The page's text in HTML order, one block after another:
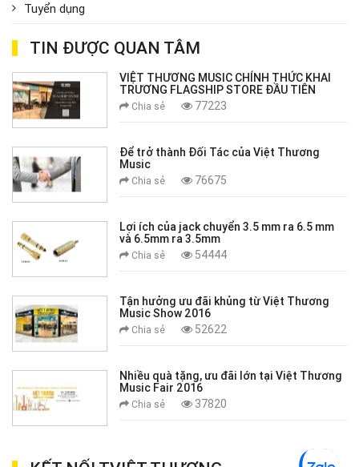
Tuyển dụng
TIN ĐƯỢC QUAN TÂM
VIỆT THƯƠNG MUSIC CHÍNH THỨC KHAI
TRƯƠNG FLAGSHIP STORE ĐẦU TIÊN
Chia sẻ 77223
Để trở thành Đối Tác của Việt Thương
Music
Chia sẻ 76675
Lợi ích của jack chuyển 3.5 mm ra 6.5 mm
và 6.5mm ra 3.5mm
Chia sẻ 54444
Tận hưởng ưu đãi khủng từ Việt Thương
Music Show 2016
Chia sẻ 52622
Nhiều quà tặng, ưu đãi lớn tại Việt Thương
Music Fair 2016
Chia sẻ 37820